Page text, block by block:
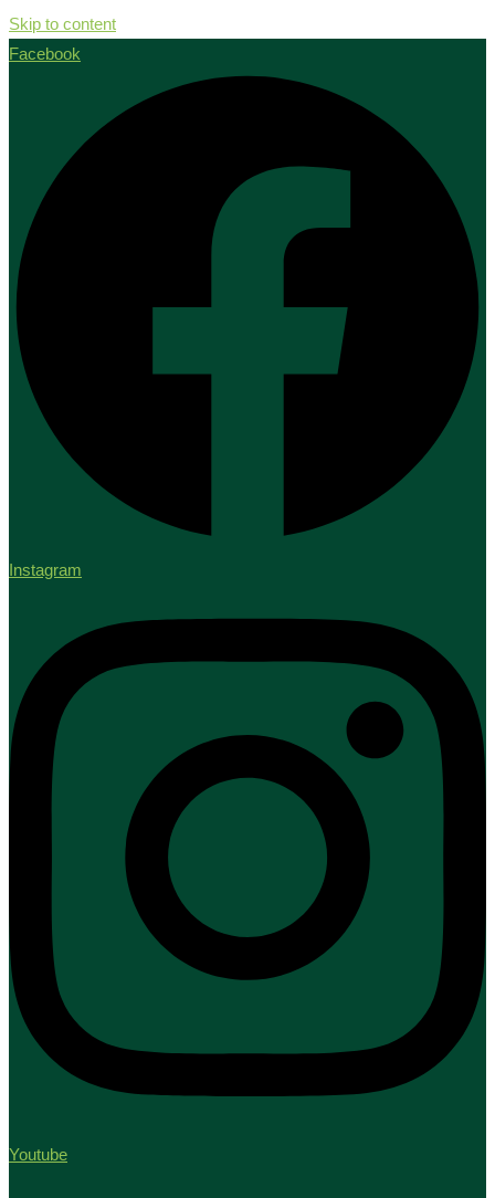
Skip to content
Facebook
Instagram
Youtube